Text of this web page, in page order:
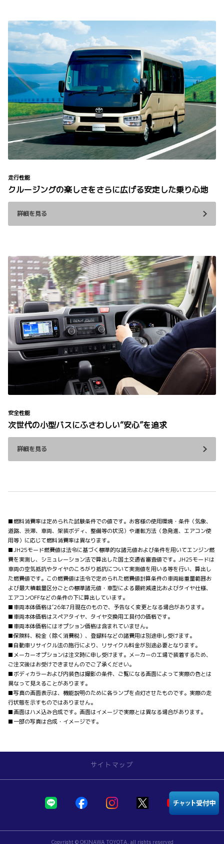
走行性能
クルージングの楽しさをさらに広げる安定した乗り心地
詳細を見る
安全性能
次世代の小型バスにふさわしい“安心”を追求
詳細を見る
■燃料消費率は定められた試験条件での値です。お客様の使用環境・条件（気象、
道路、渋滞、車両、架装ボディ、整備等の状況）や運転方法（急発進、エアコン使
用等）に応じて燃料消費率は異なります。
■JH25モード燃費値は法令に基づく標準的な諸元値および条件を用いてエンジン燃
費を実測し、シミュレーション法で算出した国土交通省審査値です。JH25モードは
車両の空気抵抗やタイヤのころがり抵抗について実測値を用いる等を行い、算出し
た燃費値です。この燃費値は法令で定められた燃費値計算条件の車両総重量範囲お
よび最大積載量区分ごとの標準諸元値・車型による最終減速比およびタイヤ仕様、
エアコンOFFなどの条件の下に算出しています。
■車両本体価格は’26年7月現在のもので、予告なく変更となる場合があります。
■車両本体価格はスペアタイヤ、タイヤ交換用工具付の価格です。
■車両本体価格にはオプション価格は含まれていません。
■保険料、税金（除く消費税）、登録料などの諸費用は別途申し受けます。
■自動車リサイクル法の施行により、リサイクル料金が別途必要となります。
■メーカーオプションは注文時に申し受けます。メーカーの工場で装着するため、
ご注文後はお受けできませんのでご了承ください。
■ボディカラーおよび内装色は撮影の条件、ご覧になる画面によって実際の色とは
異なって見えることがあります。
■写真の画面表示は、機能説明のために各ランプを点灯させたものです。実際の走
行状態を示すものではありません。
■画面はハメ込み合成です。画面はイメージで実際とは異なる場合があります。
■一部の写真は合成・イメージです。
サイトマップ
Copyright © OKINAWA TOYOTA, all rights reserved